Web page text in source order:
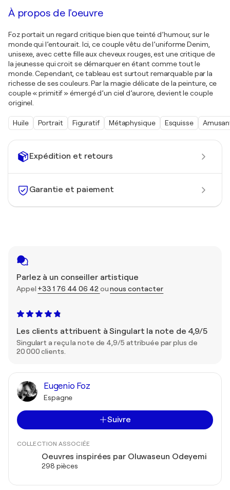
Expédition et retours
Garantie et paiement
Parlez à un conseiller artistique
Appel +33 1 76 44 06 42 ounous contacter
Les clients attribuent à Singulart la note de 4,9/5
Singulart a reçu la note de 4,9/5 attribuée par plus de
20 000 clients.
Eugenio Foz
Espagne
Suivre
COLLECTION ASSOCIÉE
Oeuvres inspirées par Oluwaseun Odeyemi
298 pièces
À propos de l'oeuvre
Foz portait un regard critique bien que teinté d’humour, sur le
monde qui l’entourait. Ici, ce couple vêtu de l’uniforme Denim,
unisexe, avec cette fille aux cheveux rouges, est une critique de
la jeunesse qui croit se démarquer en étant comme tout le
monde. Cependant, ce tableau est surtout remarquable par la
richesse de ses couleurs. Par la magie délicate de la peinture, ce
couple « primitif » émergé d’un ciel d’aurore, devient le couple
originel.
Huile Portrait Figuratif Métaphysique Esquisse